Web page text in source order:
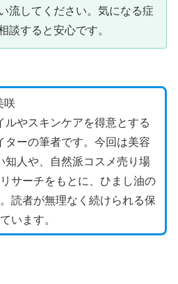
流してください。気になる症
すると安心です。
咲
ルやスキンケアを得意とする
ターの筆者です。今回は美容
知人や、自然派コスメ売り場
サーチをもとに、ひまし油の
読者が無理なく続けられる保
います。